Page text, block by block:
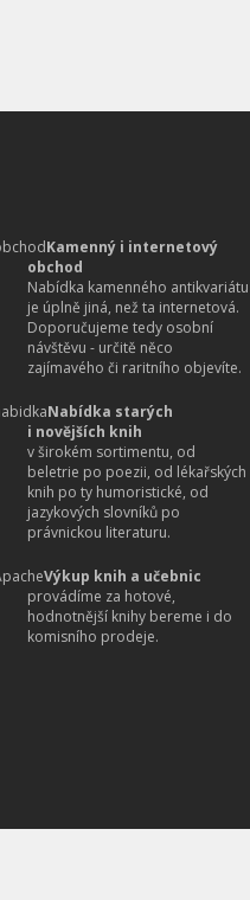
Kamenný i internetový
obchod
Nabídka kamenného antikvariátu
je úplně jiná, než ta internetová.
Doporučujeme tedy osobní
návštěvu - určitě něco
zajímavého či raritního objevíte.
Nabídka starých
i novějších knih
v širokém sortimentu, od
beletrie po poezii, od lékařských
knih po ty humoristické, od
jazykových slovníků po
právnickou literaturu.
Výkup knih a učebnic
provádíme za hotové,
hodnotnější knihy bereme i do
komisního prodeje.